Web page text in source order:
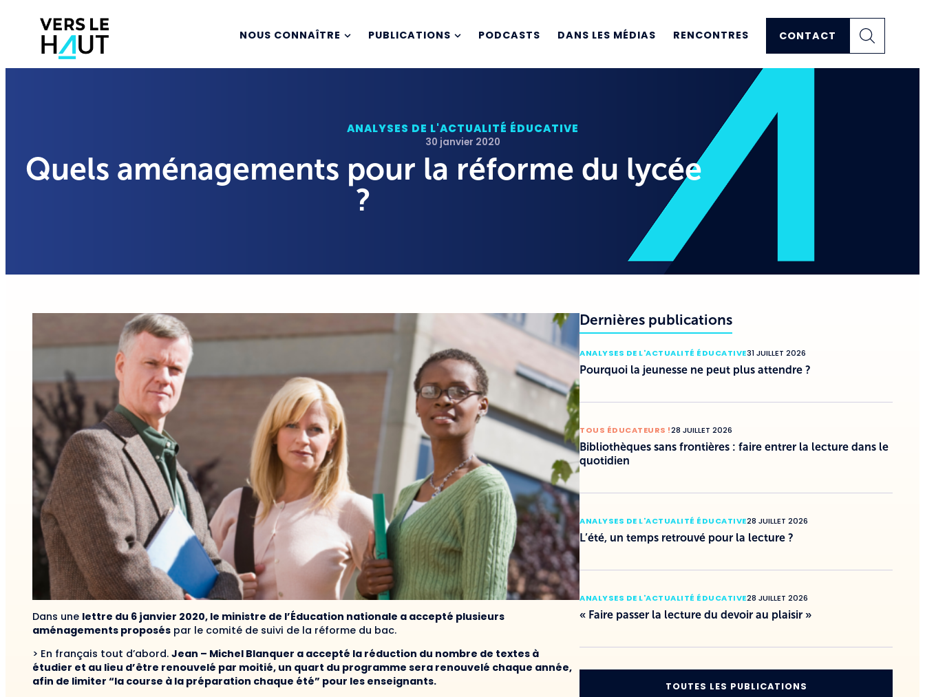
NOUS CONNAÎTRE PUBLICATIONS PODCASTS DANS LES MÉDIAS RENCONTRES CONTACT
ANALYSES DE L'ACTUALITÉ ÉDUCATIVE
30 janvier 2020
Quels aménagements pour la réforme du lycée
?
Dans une lettre du 6 janvier 2020, le ministre de l’Éducation nationale a accepté plusieurs
aménagements proposés par le comité de suivi de la réforme du bac.
> En français tout d’abord. Jean – Michel Blanquer a accepté la réduction du nombre de textes à
étudier et au lieu d’être renouvelé par moitié, un quart du programme sera renouvelé chaque année,
afin de limiter “la course à la préparation chaque été” pour les enseignants.
Dernières publications
ANALYSES DE L'ACTUALITÉ ÉDUCATIVE31 JUILLET 2026
Pourquoi la jeunesse ne peut plus attendre ?
TOUS ÉDUCATEURS !28 JUILLET 2026
Bibliothèques sans frontières : faire entrer la lecture dans le
quotidien
ANALYSES DE L'ACTUALITÉ ÉDUCATIVE28 JUILLET 2026
L’été, un temps retrouvé pour la lecture ?
ANALYSES DE L'ACTUALITÉ ÉDUCATIVE28 JUILLET 2026
« Faire passer la lecture du devoir au plaisir »
TOUTES LES PUBLICATIONS